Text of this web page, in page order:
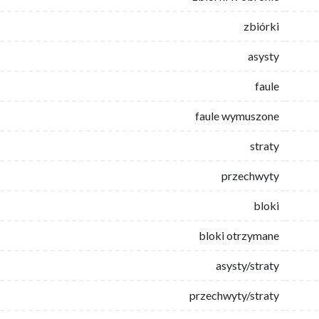
zbiórki
asysty
faule
faule wymuszone
straty
przechwyty
bloki
bloki otrzymane
asysty/straty
przechwyty/straty